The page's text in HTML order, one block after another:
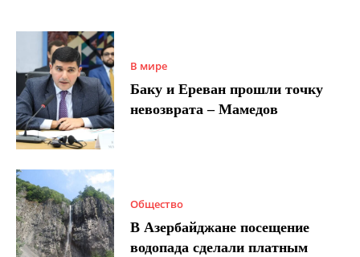
В мире
Баку и Ереван прошли точку
невозврата – Мамедов
Общество
В Азербайджане посещение
водопада сделали платным